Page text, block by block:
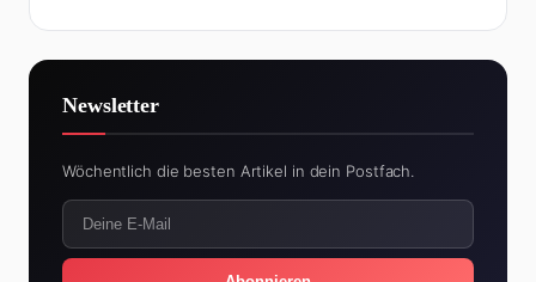
Newsletter
Wöchentlich die besten Artikel in dein Postfach.